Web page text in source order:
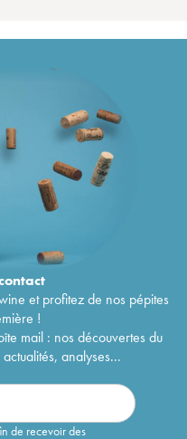
et profitez de nos pépites
!
mail : nos découvertes du
analyses...
de recevoir des